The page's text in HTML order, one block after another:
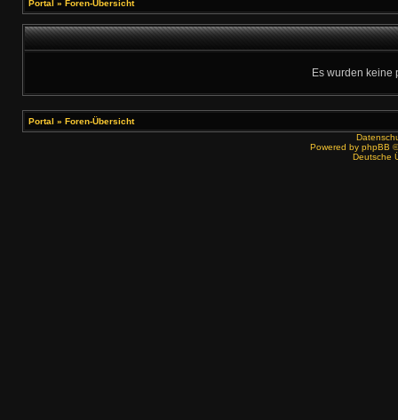
Portal » Foren-Übersicht
Es wurden keine
Portal » Foren-Übersicht
Powered by phpBB
Deutsche